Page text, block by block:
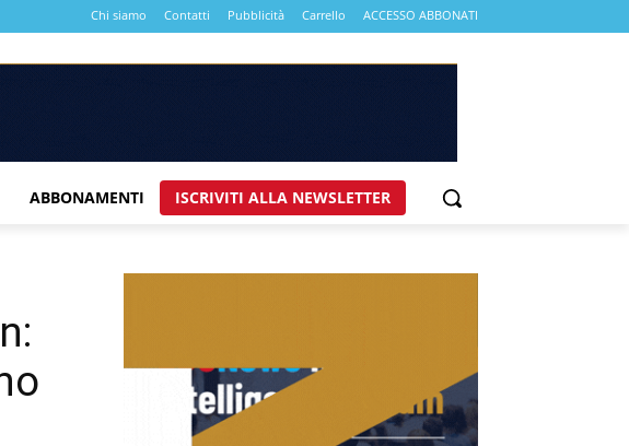
Chi siamo Contatti Pubblicità Carrello ACCESSO ABBONATI
ABBONAMENTI ISCRIVITI ALLA NEWSLETTER